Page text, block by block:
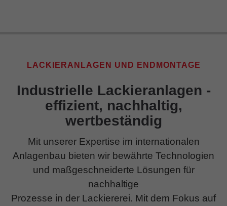
LACKIERANLAGEN UND ENDMONTAGE
Industrielle Lackieranlagen -
effizient, nachhaltig,
wertbeständig
Mit unserer Expertise im internationalen
Anlagenbau bieten wir bewährte Technologien
und maßgeschneiderte Lösungen für
nachhaltige
Prozesse in der Lackiererei. Mit dem Fokus auf